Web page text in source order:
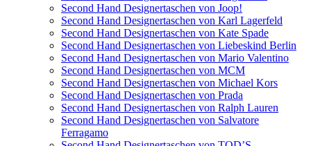
Second Hand Designertaschen von Joop!
Second Hand Designertaschen von Karl Lagerfeld
Second Hand Designertaschen von Kate Spade
Second Hand Designertaschen von Liebeskind Berlin
Second Hand Designertaschen von Mario Valentino
Second Hand Designertaschen von MCM
Second Hand Designertaschen von Michael Kors
Second Hand Designertaschen von Prada
Second Hand Designertaschen von Ralph Lauren
Second Hand Designertaschen von Salvatore
Ferragamo